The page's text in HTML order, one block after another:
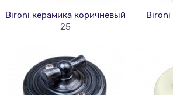
Bironi керамика коричневый
25
Bironi